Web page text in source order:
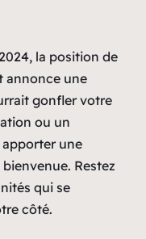
la position de
annonce une
gonfler votre
ou un
une
Restez
qui se
côté.